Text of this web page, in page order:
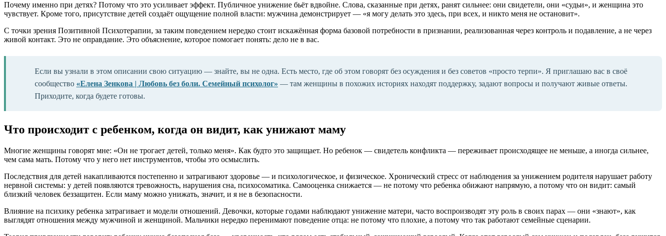
Почему именно при детях? Потому что это усиливает эффект. Публичное унижение бьёт вдвойне. Слова, сказанные при детях, ранят сильнее: они свидетели, они «судьи», и женщина это
чувствует. Кроме того, присутствие детей создаёт ощущение полной власти: мужчина демонстрирует — «я могу делать это здесь, при всех, и никто меня не остановит».
С точки зрения Позитивной Психотерапии, за таким поведением нередко стоит искажённая форма базовой потребности в признании, реализованная через контроль и подавление, а не через
живой контакт. Это не оправдание. Это объяснение, которое помогает понять: дело не в вас.
Если вы узнали в этом описании свою ситуацию — знайте, вы не одна. Есть место, где об этом говорят без осуждения и без советов «просто терпи». Я приглашаю вас в своё
сообщество «Елена Зенкова | Любовь без боли. Семейный психолог» — там женщины в похожих историях находят поддержку, задают вопросы и получают живые ответы.
Приходите, когда будете готовы.
Что происходит с ребенком, когда он видит, как унижают маму
Многие женщины говорят мне: «Он не трогает детей, только меня». Как будто это защищает. Но ребенок — свидетель конфликта — переживает происходящее не меньше, а иногда сильнее,
чем сама мать. Потому что у него нет инструментов, чтобы это осмыслить.
Последствия для детей накапливаются постепенно и затрагивают здоровье — и психологическое, и физическое. Хронический стресс от наблюдения за унижением родителя нарушает работу
нервной системы: у детей появляются тревожность, нарушения сна, психосоматика. Самооценка снижается — не потому что ребенка обижают напрямую, а потому что он видит: самый
близкий человек беззащитен. Если маму можно унижать, значит, и я не в безопасности.
Влияние на психику ребенка затрагивает и модели отношений. Девочки, которые годами наблюдают унижение матери, часто воспроизводят эту роль в своих парах — они «знают», как
выглядят отношения между мужчиной и женщиной. Мальчики нередко перенимают поведение отца: не потому что плохие, а потому что так работают семейные сценарии.